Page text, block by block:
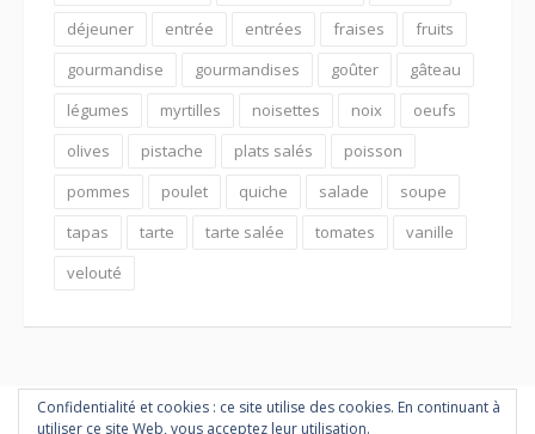
déjeuner
entrée entrées fraises
fruits
gourmandise
gourmandises goûter
gâteau
légumes
myrtilles noisettes noix
oeufs
olives
pistache plats salés
poisson
pommes
poulet quiche salade
soupe
tapas
tarte tarte salée tomates
vanille
velouté
Confidentialité et cookies : ce site utilise des cookies. En continuant à
utiliser ce site Web, vous acceptez leur utilisation.